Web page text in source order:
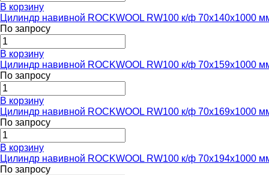
В корзину
Цилиндр навивной ROCKWOOL RW100 к/ф 70x140x1000
По запросу
В корзину
Цилиндр навивной ROCKWOOL RW100 к/ф 70x159x1000
По запросу
В корзину
Цилиндр навивной ROCKWOOL RW100 к/ф 70x169x1000
По запросу
В корзину
Цилиндр навивной ROCKWOOL RW100 к/ф 70x194x1000
По запросу